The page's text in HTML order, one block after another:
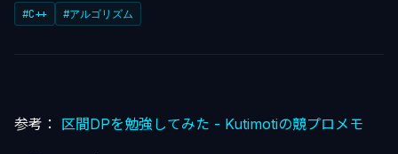
#C++ #アルゴリズム
参考： 区間DPを勉強してみた - Kutimotiの競プロメモ